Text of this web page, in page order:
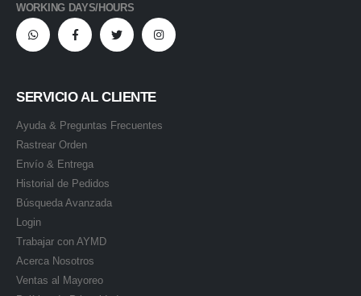
WORKING DAYS/HOURS
SERVICIO AL CLIENTE
Ayuda & Preguntas Frecuentes
Rastrear Orden
Envío & Entrega
Historial de Pedidos
Búsqueda Avanzada
Login
Trabajar con AYMD
Acerca Nosotros
Ventas al Mayoreo